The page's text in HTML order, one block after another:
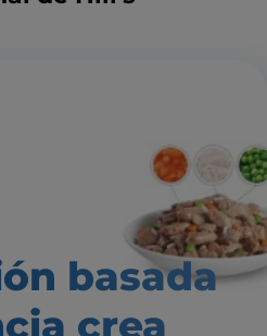
basada
crea